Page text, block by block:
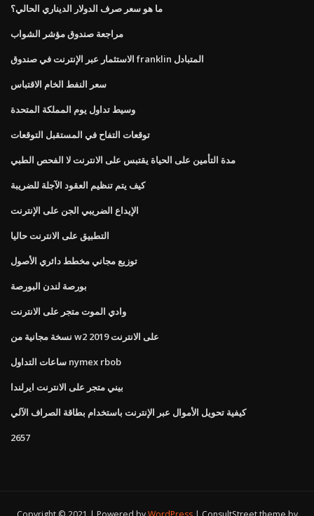
ما هو سعر صرف الدولار الديناري الحالي؟
مراجعة صندوق مؤشر الشواب
الاستثمار عبر الإنترنت في صندوق franklin المتبادل
سعر النفط الخام الاقتباس
وسيط تداول يوم المملكة المتحدة
توقعات التفاح في المستقبل التوقعات
مدة التأمين على الحياة يقتبس على الانترنت لا الفحص الطبي
كيف يتم تنظيم العقود الآجلة للضريبة
الإيداع الضريبي الجن على الإنترنت
التطبيق على الانترنت حاليا
توزيع مجاني مخطط دائري الأصول
بورصة لندن البورصة
وادي الموت متجر على الانترنت
نسخة مجانية من w2 على الانترنت 2019
ساعات التداول nymex rbob
بيني متجر على الانترنت ايرلندا
كيفية تحويل الأموال عبر الإنترنت باستخدام بطاقة الصراف الآلي
2657